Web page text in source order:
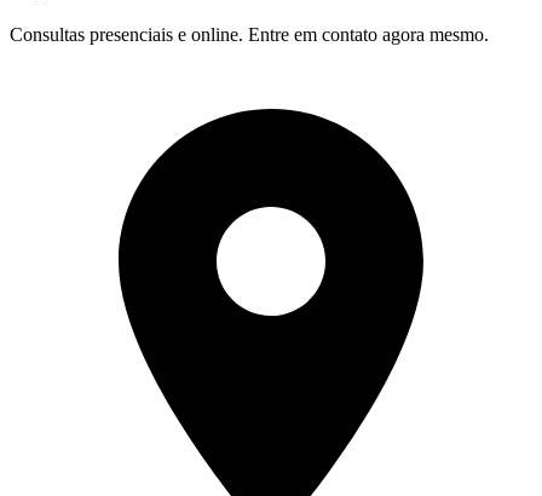
Consultas presenciais e online. Entre em contato agora mesmo.